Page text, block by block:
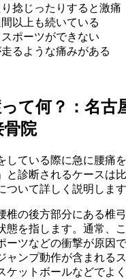
捻じったりすると激痛
以上も続いている
ポーツができない
るような痛みがある
て何？：名古
院
している際に急に腰痛
と診断されるケースは
ついて詳しく説明します
椎の後方部分にある椎
態を指します。通常、
ーツなどの衝撃が原因
ャンプ動作が含まれる
ケットボールなどでよ